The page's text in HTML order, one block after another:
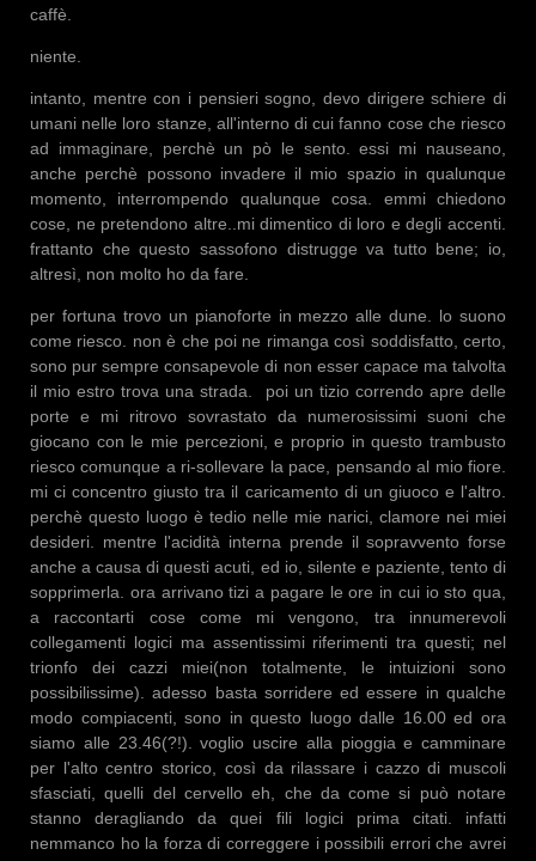
caffè.
niente.
intanto, mentre con i pensieri sogno, devo dirigere schiere di
umani nelle loro stanze, all'interno di cui fanno cose che riesco
ad immaginare, perchè un pò le sento. essi mi nauseano,
anche perchè possono invadere il mio spazio in qualunque
momento, interrompendo qualunque cosa. emmi chiedono
cose, ne pretendono altre..mi dimentico di loro e degli accenti.
frattanto che questo sassofono distrugge va tutto bene; io,
altresì, non molto ho da fare.
per fortuna trovo un pianoforte in mezzo alle dune. lo suono
come riesco. non è che poi ne rimanga così soddisfatto, certo,
sono pur sempre consapevole di non esser capace ma talvolta
il mio estro trova una strada. poi un tizio correndo apre delle
porte e mi ritrovo sovrastato da numerosissimi suoni che
giocano con le mie percezioni, e proprio in questo trambusto
riesco comunque a ri-sollevare la pace, pensando al mio fiore.
mi ci concentro giusto tra il caricamento di un giuoco e l'altro.
perchè questo luogo è tedio nelle mie narici, clamore nei miei
desideri. mentre l'acidità interna prende il sopravvento forse
anche a causa di questi acuti, ed io, silente e paziente, tento di
sopprimerla. ora arrivano tizi a pagare le ore in cui io sto qua,
a raccontarti cose come mi vengono, tra innumerevoli
collegamenti logici ma assentissimi riferimenti tra questi; nel
trionfo dei cazzi miei(non totalmente, le intuizioni sono
possibilissime). adesso basta sorridere ed essere in qualche
modo compiacenti, sono in questo luogo dalle 16.00 ed ora
siamo alle 23.46(?!). voglio uscire alla pioggia e camminare
per l'alto centro storico, così da rilassare i cazzo di muscoli
sfasciati, quelli del cervello eh, che da come si può notare
stanno deragliando da quei fili logici prima citati. infatti
nemmanco ho la forza di correggere i possibili errori che avrei